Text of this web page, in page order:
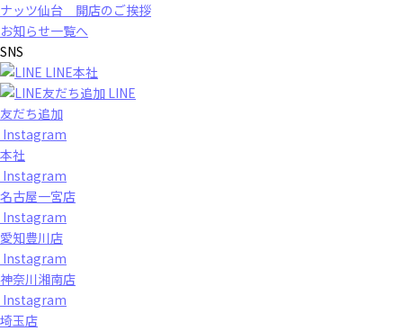
ナッツ仙台 開店のご挨拶
お知らせ一覧へ
SNS
LINE本社
LINE
友だち追加
Instagram
本社
Instagram
名古屋一宮店
Instagram
愛知豊川店
Instagram
神奈川湘南店
Instagram
埼玉店